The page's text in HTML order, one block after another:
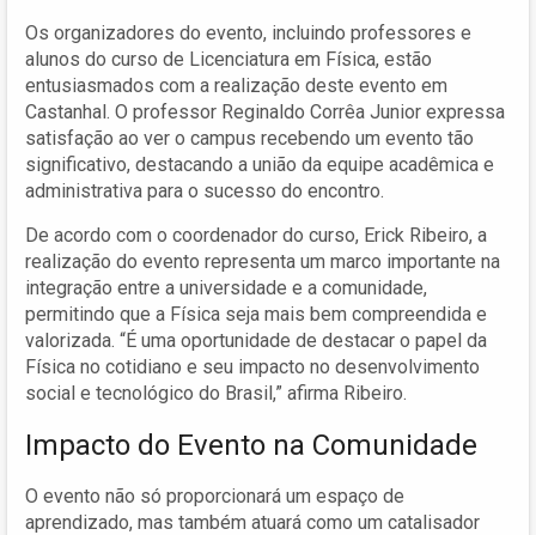
Os organizadores do evento, incluindo professores e
alunos do curso de Licenciatura em Física, estão
entusiasmados com a realização deste evento em
Castanhal. O professor Reginaldo Corrêa Junior expressa
satisfação ao ver o campus recebendo um evento tão
significativo, destacando a união da equipe acadêmica e
administrativa para o sucesso do encontro.
De acordo com o coordenador do curso, Erick Ribeiro, a
realização do evento representa um marco importante na
integração entre a universidade e a comunidade,
permitindo que a Física seja mais bem compreendida e
valorizada. “É uma oportunidade de destacar o papel da
Física no cotidiano e seu impacto no desenvolvimento
social e tecnológico do Brasil,” afirma Ribeiro.
Impacto do Evento na Comunidade
O evento não só proporcionará um espaço de
aprendizado, mas também atuará como um catalisador